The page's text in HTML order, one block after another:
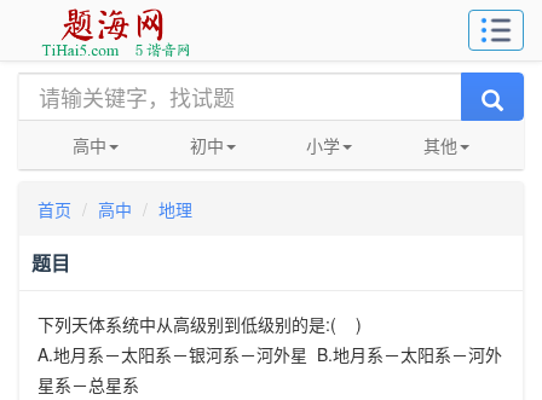
高中 初中 小学 其他
首页 高中 地理
题目
下列天体系统中从高级别到低级别的是:( )
A.地月系－太阳系－银河系－河外星 B.地月系－太阳系－河外
星系－总星系